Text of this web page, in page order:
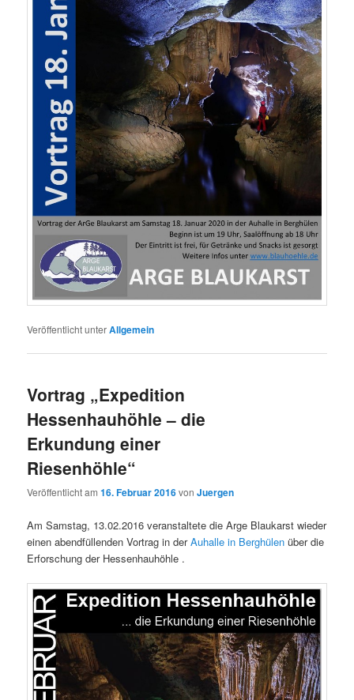
Veröffentlicht unterAllgemein
Vortrag „Expedition
Hessenhauhöhle – die
Erkundung einer
Riesenhöhle“
Veröffentlicht am16. Februar 2016vonJuergen
Am Samstag, 13.02.2016 veranstaltete die Arge Blaukarst wieder
einen abendfüllenden Vortrag in derAuhalle in Berghülen über die
Erforschung der Hessenhauhöhle .